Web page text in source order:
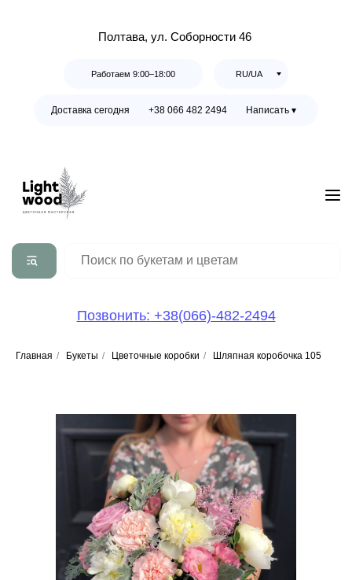
Полтава, ул. Соборности 46
RU/UA
Работаем 9:00–18:00
Доставка сегодня +38 066 482 2494 Написать ▾
Позвонить: +38(066)-482-2494
Главная / Букеты / Цветочные коробки / Шляпная коробочка 105